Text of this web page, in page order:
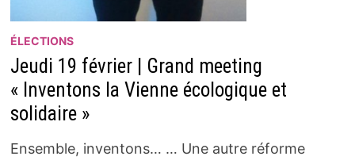
ÉLECTIONS
Jeudi 19 février | Grand meeting
« Inventons la Vienne écologique et
solidaire »
Ensemble, inventons… … Une autre réforme